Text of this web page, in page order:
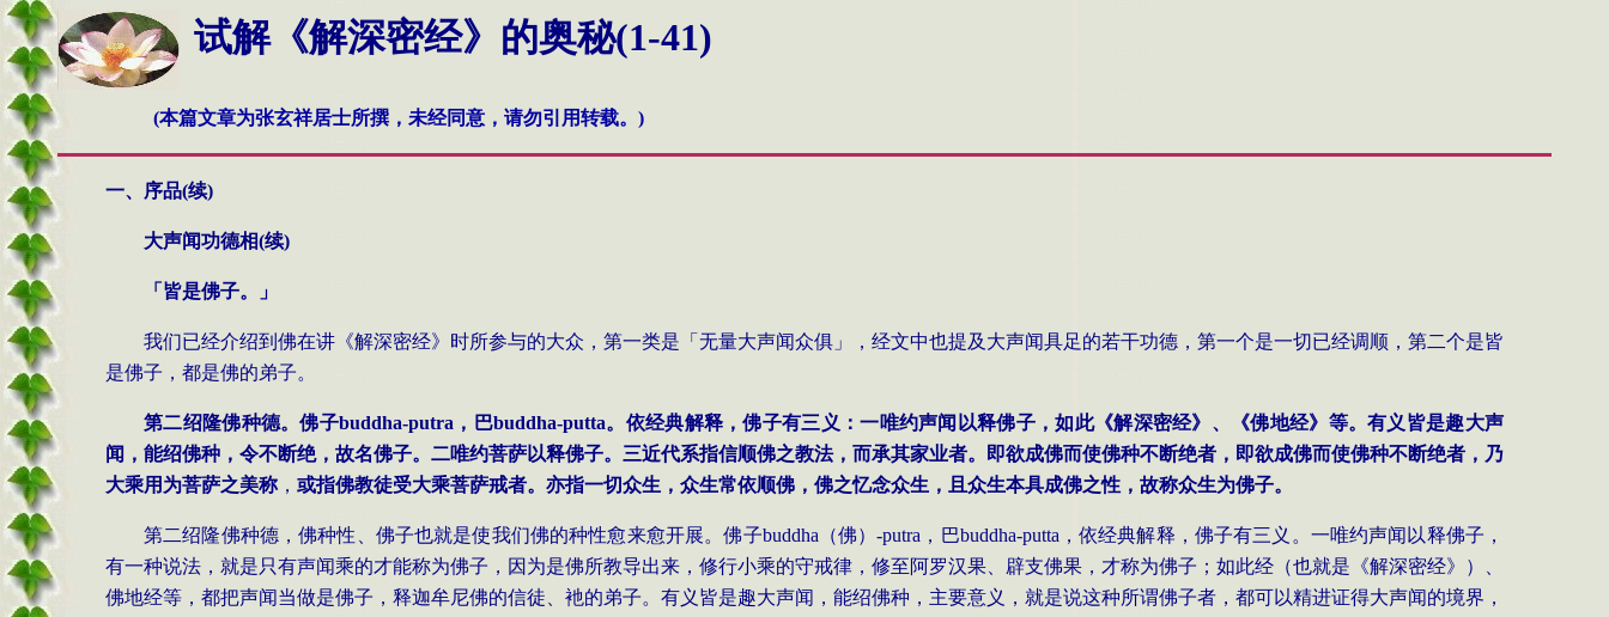
试解《解深密经》的奥秘(1-41)
(本篇文章为张玄祥居士所撰，未经同意，请勿引用转载。)
一、序品(续)
大声闻功德相(续)
「皆是佛子。」
我们已经介绍到佛在讲《解深密经》时所参与的大众，第一类是「无量大声闻众俱」，经文中也提及大声闻具足的若干功德，第一个是一切已经调顺，第二个是皆
是佛子，都是佛的弟子。
第二绍隆佛种德。佛子buddha-putra ，巴buddha-putta。依经典解释，佛子有三义：一唯约声闻以释佛子，如此《解深密经》、《佛地经》等。有义皆是趣大声
闻，能绍佛种，令不断绝，故名佛子。二唯约菩萨以释佛子。三近代系指信顺佛之教法，而承其家业者。即欲成佛而使佛种不断绝者，即欲成佛而使佛种不断绝者，乃
大乘用为菩萨之美称， 或指佛教徒受大乘菩萨戒者。亦指一切众生，众生常依顺佛，佛之忆念众生，且众生本具成佛之性，故称众生为佛子。
第二绍隆佛种德，佛种性、佛子也就是使我们佛的种性愈来愈开展。佛子buddha （佛）-putra ，巴buddha-putta ，依经典解释，佛子有三义。一唯约声闻以释佛子，
有一种说法，就是只有声闻乘的才能称为佛子，因为是佛所教导出来，修行小乘的守戒律，修至阿罗汉果、辟支佛果，才称为佛子；如此经（也就是《解深密经》）、
佛地经等，都把声闻当做是佛子，释迦牟尼佛的信徒、衪的弟子。有义皆是趣大声闻，能绍佛种，主要意义，就是说这种所谓佛子者，都可以精进证得大声闻的境界，